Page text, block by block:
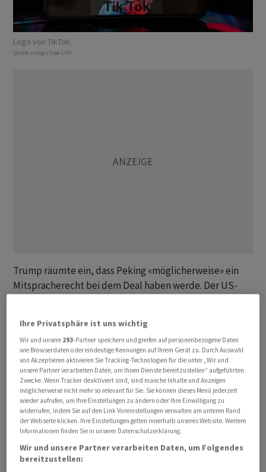
Logo von TikTok.
Quelle: imago/Sipa USA
Trump räumte ein, dass Peking «möglicherweise» ein
Mitspracherecht bei dem Deal haben werde. Der US-
der Zölle oder etwas Ähnliches geben, um den Deal
abschliessen zu können», sagte Trump. Jeder
Prozentpunkt der Zölle sei mehr wert als die
Kurzvideo-Plattform.
Aufschub von Trump
Tiktok hätte nach einem US-Gesetz eigentlich bis zum
19. Januar von dem in China ansässigen Eigentümer
Bytedance verkauft werden müssen - oder in den USA
Ihre Privatsphäre ist uns wichtig
Wir und unsere 293-Partner speichern und greifen auf personenbezogene Daten
wie Browserdaten oder eindeutige Kennungen auf Ihrem Gerät zu. Durch Auswahl
von Akzeptieren aktivieren Sie Tracking-Technologien für die unter „Wir und
unsere Partner verarbeiten Daten, um Ihnen Dienste bereitzustellen“ aufgeführten
Zwecke. Wenn Tracker deaktiviert sind, sind manche Inhalte und Anzeigen
möglicherweise nicht mehr so relevant für Sie. Sie können dieses Menü jederzeit
wieder aufrufen, um Ihre Einstellungen zu ändern oder Ihre Einwilligung zu
widerrufen, indem Sie auf den Link Voreinstellungen verwalten am unteren Rand
der Webseite klicken. Ihre Einstellungen gelten innerhalb unseres Website. Weitere
Informationen finden Sie in unserer Datenschutzerklärung.
Wir und unsere Partner verarbeiten Daten, um Folgendes
bereitzustellen: